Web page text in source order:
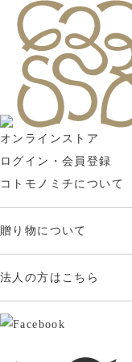
オンラインストア
ログイン・会員登録
コトモノミチについて
贈り物について
法人の方はこちら